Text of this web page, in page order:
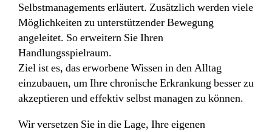
Selbstmanagements erläutert. Zusätzlich werden viele
Möglichkeiten zu unterstützender Bewegung
angeleitet. So erweitern Sie Ihren
Handlungsspielraum.
Ziel ist es, das erworbene Wissen in den Alltag
einzubauen, um Ihre chronische Erkrankung besser zu
akzeptieren und effektiv selbst managen zu können.
Wir versetzen Sie in die Lage, Ihre eigenen